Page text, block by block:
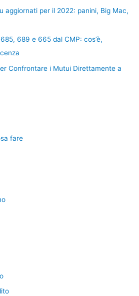
aggiornati per il 2022: panini, Big Mac,
689 e 665 dal CMP: cos’è,
Confrontare i Mutui Direttamente a
fare